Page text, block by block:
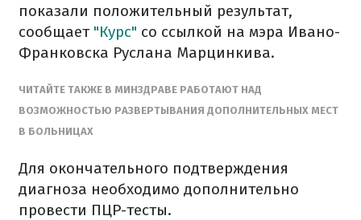
показали положительный результат,
сообщает "Курс" со ссылкой на мэра Ивано-
Франковска Руслана Марцинкива.
ЧИТАЙТЕ ТАКЖЕ В МИНЗДРАВЕ РАБОТАЮТ НАД
ВОЗМОЖНОСТЬЮ РАЗВЕРТЫВАНИЯ ДОПОЛНИТЕЛЬНЫХ МЕСТ
В БОЛЬНИЦАХ
Для окончательного подтверждения
диагноза необходимо дополнительно
провести ПЦР-тесты.